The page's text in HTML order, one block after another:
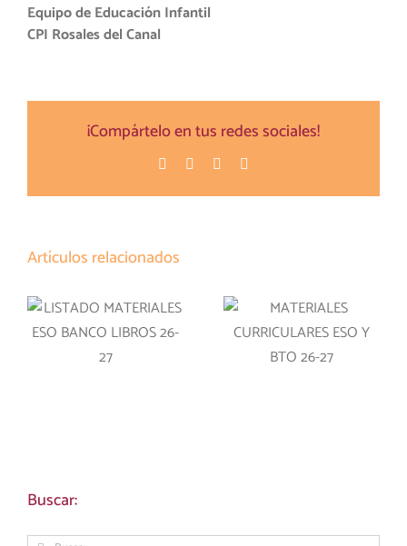
Equipo de Educación Infantil
CPI Rosales del Canal
¡Compártelo en tus redes sociales!
Facebook
TwitterPinterest
Artículos relacionados
LISTADO
MATERIALES
ESO BANCO
MATERIALES
CURRICULARES
ESO Y BTO 26-27
Buscar: